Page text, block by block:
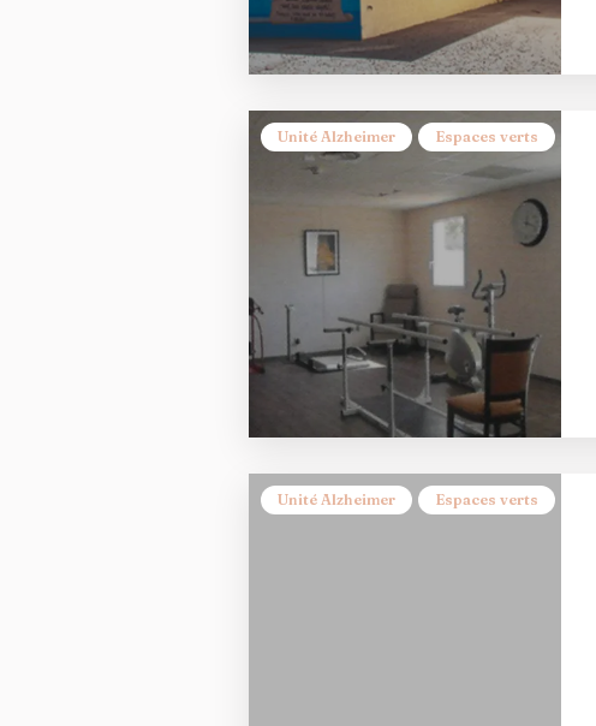
Unité Alzheimer Espaces verts
Unité Alzheimer Espaces verts